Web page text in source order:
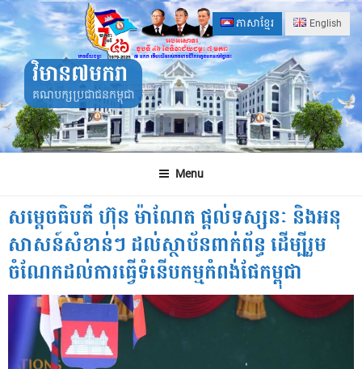
Skip
to
content
ភាសាខ្មែរ English
វិមាន៧មករា
គណបក្សប្រជាជនកម្ពុជា
Menu
សម្តេចធិបតី ហ៊ុន ម៉ាណែត ផ្តល់ទស្សនៈ និងអនុ
សាសន៍​​សំខាន់ៗ ដល់​ស្ថាប័នពាក់ព័ន្ធ ​ដើម្បីរួម
ចំណែកដល់ការធ្វើទំនើបកម្មកំពង់ផែកម្ពុជា